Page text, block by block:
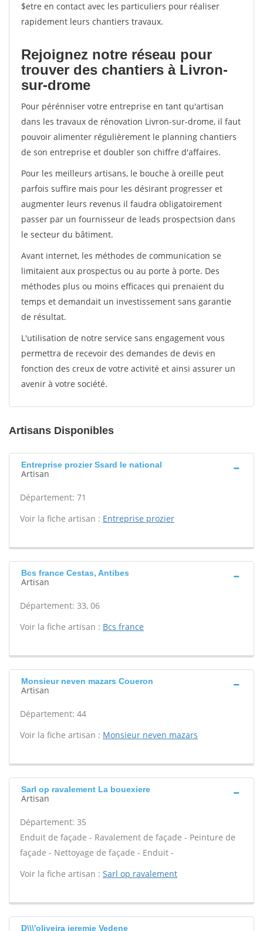
$etre en contact avec les particuliers pour réaliser
rapidement leurs chantiers travaux.
Rejoignez notre réseau pour
trouver des chantiers à Livron-
sur-drome
Pour pérénniser votre entreprise en tant qu'artisan
dans les travaux de rénovation Livron-sur-drome, il faut
pouvoir alimenter régulièrement le planning chantiers
de son entreprise et doubler son chiffre d'affaires.
Pour les meilleurs artisans, le bouche à oreille peut
parfois suffire mais pour les désirant progresser et
augmenter leurs revenus il faudra obligatoirement
passer par un fournisseur de leads prospectsion dans
le secteur du bâtiment.
Avant internet, les méthodes de communication se
limitaient aux prospectus ou au porte à porte. Des
méthodes plus ou moins efficaces qui prenaient du
temps et demandait un investissement sans garantie
de résultat.
L'utilisation de notre service sans engagement vous
permettra de recevoir des demandes de devis en
fonction des creux de votre activité et ainsi assurer un
avenir à votre société.
Artisans Disponibles
Entreprise prozier Ssard le national
Artisan
Département: 71
Voir la fiche artisan : Entreprise prozier
Bcs france Cestas, Antibes
Artisan
Département: 33, 06
Voir la fiche artisan : Bcs france
Monsieur neven mazars Coueron
Artisan
Département: 44
Voir la fiche artisan : Monsieur neven mazars
Sarl op ravalement La bouexiere
Artisan
Département: 35
Enduit de façade - Ravalement de façade - Peinture de
façade - Nettoyage de façade - Enduit -
Voir la fiche artisan : Sarl op ravalement
D\\\'oliveira jeremie Vedene